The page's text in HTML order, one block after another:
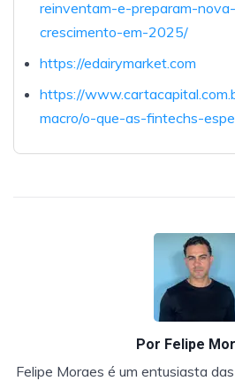
reinventam-e-preparam-
crescimento-em-2025/
https://edairymarket.com
https://
macro/o-que-as-fintechs-
Por Felipe
Felipe Moraes é um entusiasta